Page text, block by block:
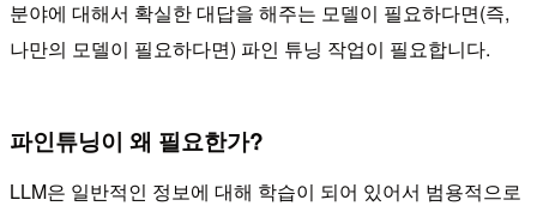
분야에 대해서 확실한 대답을 해주는 모델이 필요하다면(즉,
나만의 모델이 필요하다면) 파인 튜닝 작업이 필요합니다.
파인튜닝이 왜 필요한가?
LLM은 일반적인 정보에 대해 학습이 되어 있어서 범용적으로